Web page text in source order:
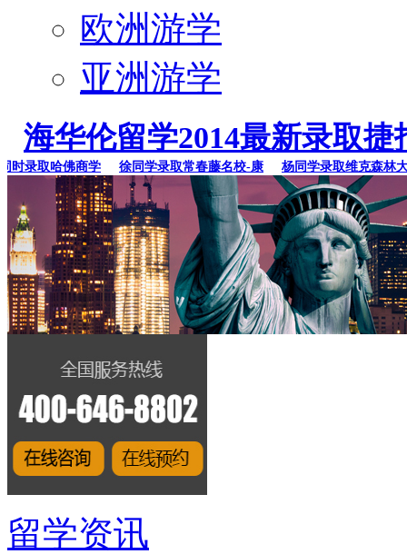
欧洲游学
亚洲游学
海华伦留学2014最新录取捷
取哈佛商学 徐同学录取常春藤名校-康 杨同学录取维克森林大学
留学资讯